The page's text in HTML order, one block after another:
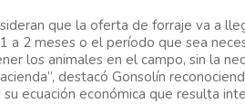
que la oferta de forraje va a
a 2 meses o el período que sea
los animales en el campo, sin la
destacó Gonsolín
ecuación económica que resulta